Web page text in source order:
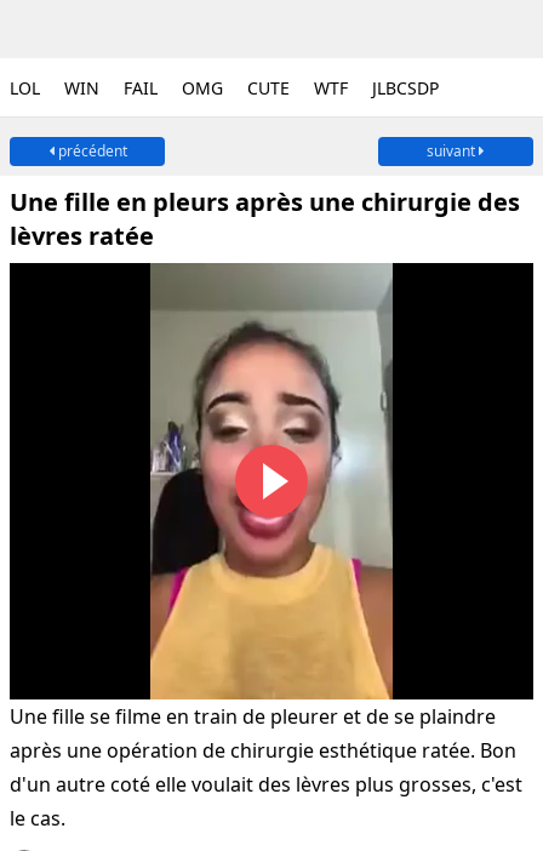
LOL WIN FAIL OMG CUTE WTF JLBCSDP
précédent suivant
Une fille en pleurs après une chirurgie des
lèvres ratée
Une fille se filme en train de pleurer et de se plaindre
après une opération de chirurgie esthétique ratée. Bon
d'un autre coté elle voulait des lèvres plus grosses, c'est
le cas.